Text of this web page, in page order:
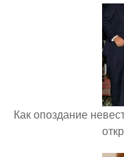
Как опоздание